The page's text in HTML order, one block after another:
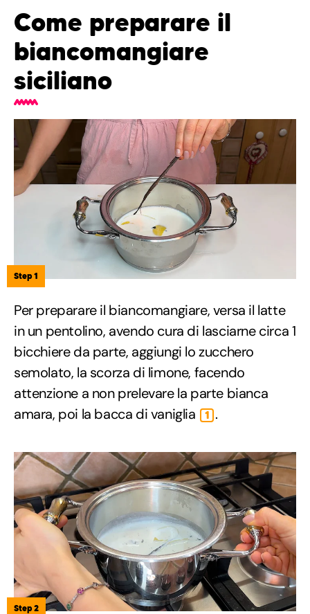
Come preparare il
biancomangiare
siciliano
Step 1
Per preparare il biancomangiare, versa il latte
in un pentolino, avendo cura di lasciarne circa 1
bicchiere da parte, aggiungi lo zucchero
semolato, la scorza di limone, facendo
attenzione a non prelevare la parte bianca
amara, poi la bacca di vaniglia
1 .
Step 2